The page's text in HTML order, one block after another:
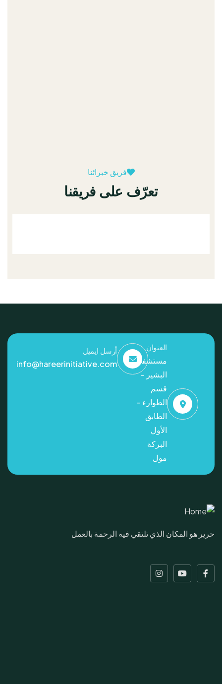
فريق خبرائنا
تعرّف على فريقنا
نهاد
دباس
الرئيس
العنوان
مستشفى
البشير -
قسم
الطوارء -
الطابق
الأول
البركة
مول
أرسل ايميل
info@hareerinitiative.com
حرير هو المكان الذي تلتقي فيه الرحمة بالعمل